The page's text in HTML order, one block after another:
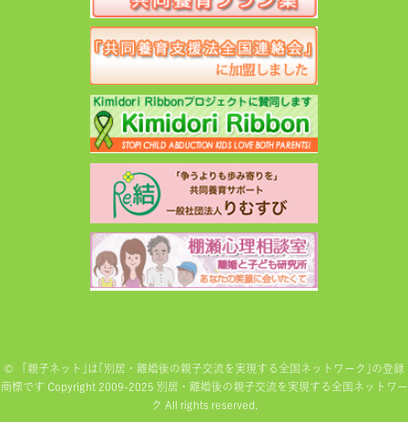
© 「親子ネット｣は｢別居・離婚後の親子交流を実現する全国ネットワーク｣の登録
商標です Copyright 2009-2025 別居・離婚後の親子交流を実現する全国ネットワー
ク All rights reserved.